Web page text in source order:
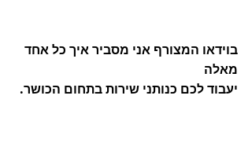
בוידאו המצורף אני מסביר איך כל אחד
מאלה
יעבוד לכם כנותני שירות בתחום הכושר.